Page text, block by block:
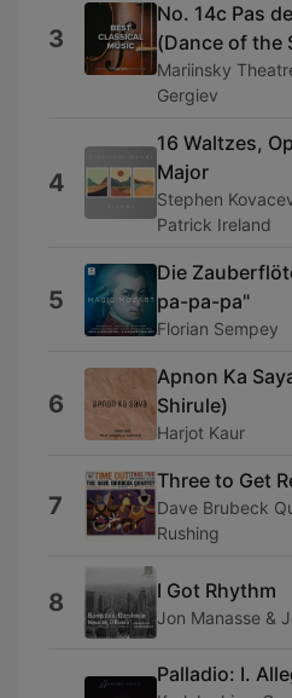
3
No. 14c Pas
(Dance of the
Mariinsky
Gergiev
4
16 Waltzes,
Major
Stephen
Patrick Ireland
5
Die
pa-pa-pa"
Florian Sempey
6
Apnon Ka
Shirule)
Harjot Kaur
7
Three to Get
Dave Brubeck
Rushing
8 I Got Rhythm
Jon Manasse &
Palladio: I.